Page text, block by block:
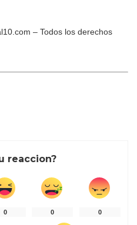
– Todos los derechos
reaccion?
0 0 0